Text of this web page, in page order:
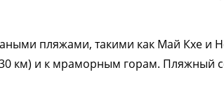
пляжами, такими как Май Кхе и
км) и к мраморным горам. Пляжный